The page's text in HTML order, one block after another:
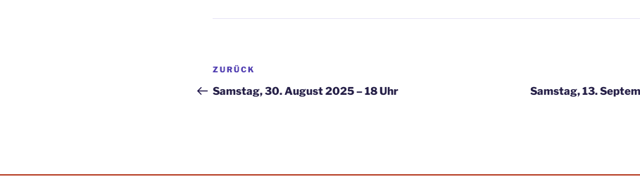
Beitragsnavigation
Vorheriger
Beitrag
ZURÜCK
Samstag, 30. August 2025 – 18 Uhr Samstag, 13.